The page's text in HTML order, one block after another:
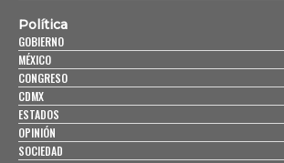
Política
GOBIERNO
MÉXICO
CONGRESO
CDMX
ESTADOS
OPINIÓN
SOCIEDAD